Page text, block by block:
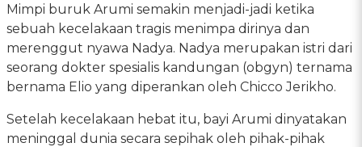
Mimpi buruk Arumi semakin menjadi-jadi ketika
sebuah kecelakaan tragis menimpa dirinya dan
merenggut nyawa Nadya. Nadya merupakan istri dari
seorang dokter spesialis kandungan (obgyn) ternama
bernama Elio yang diperankan oleh Chicco Jerikho.
Setelah kecelakaan hebat itu, bayi Arumi dinyatakan
meninggal dunia secara sepihak oleh pihak-pihak